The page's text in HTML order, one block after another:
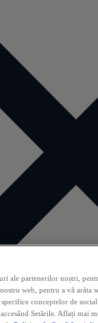
ale partenerilor noștri,
web, pentru a vă arăta
conceptelor de
Setările. Aflați mai